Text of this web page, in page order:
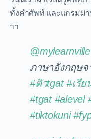
ทั้งคำศัพท์ และแกรมม่
าา
@mylearnville
ภาษาอังกฤษ
#ติวtgat #เรี
#tgat #alevel
#tiktokuni